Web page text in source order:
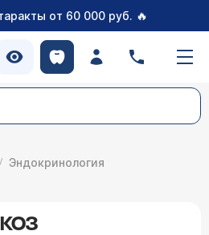
от 60 000 руб. 🔥
Эндокринология